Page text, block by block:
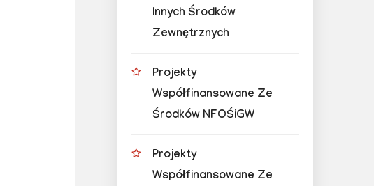
Innych Środków
Zewnętrznych
Projekty
Współfinansowane Ze
Środków NFOŚiGW
Projekty
Współfinansowane Ze